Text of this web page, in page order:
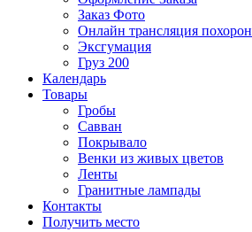
Заказ Фото
Онлайн трансляция похорон
Эксгумация
Груз 200
Календарь
Товары
Гробы
Савван
Покрывало
Венки из живых цветов
Ленты
Гранитные лампады
Контакты
Получить место